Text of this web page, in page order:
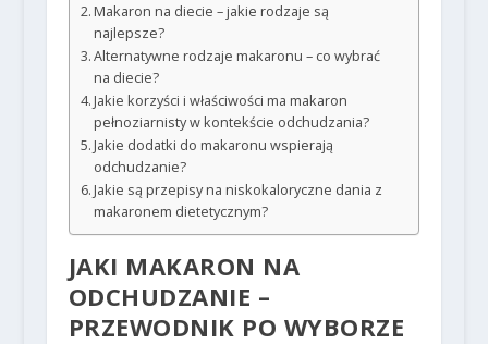
Makaron na diecie – jakie rodzaje są
najlepsze?
Alternatywne rodzaje makaronu – co wybrać
na diecie?
Jakie korzyści i właściwości ma makaron
pełnoziarnisty w kontekście odchudzania?
Jakie dodatki do makaronu wspierają
odchudzanie?
Jakie są przepisy na niskokaloryczne dania z
makaronem dietetycznym?
JAKI MAKARON NA
ODCHUDZANIE –
PRZEWODNIK PO WYBORZE